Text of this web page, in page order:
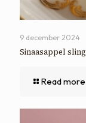
9 december 2024
Sinaasappel
Read more